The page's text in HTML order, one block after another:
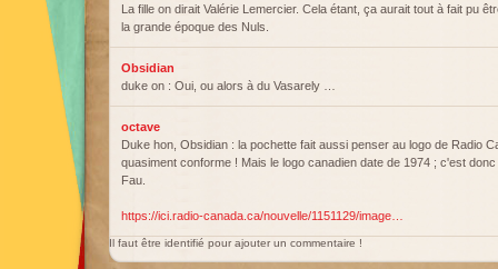
La fille on dirait Valérie Lemercier. Cela étant, ça aurait tout à fait pu
la grande époque des Nuls.
Obsidian
duke on : Oui, ou alors à du Vasarely …
octave
Duke hon, Obsidian : la pochette fait aussi penser au logo de Radio
quasiment conforme ! Mais le logo canadien date de 1974 ; c'est
Fau.
https://ici.radio-canada.ca/nouvelle/1151129/image…
Il faut être identifié pour ajouter un commentaire !